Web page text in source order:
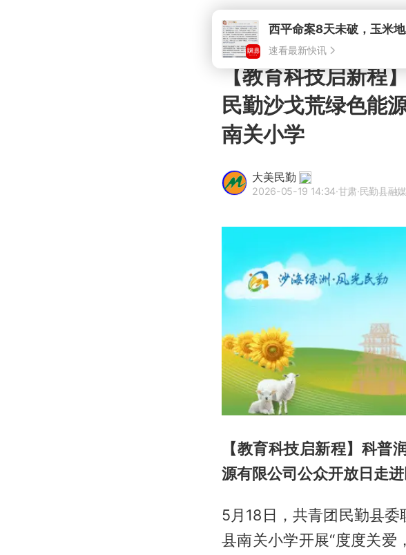
西平命案8天未破，玉米
速看最新快讯
【教育科技启新程
民勤沙戈荒绿色能
南关小学
大美民勤
2026-05-19 14:34·甘肃·民勤县融
【教育科技启新程】科
源有限公司公众开放日走
5月18日，共青团民勤县
县南关小学开展“度度关爱